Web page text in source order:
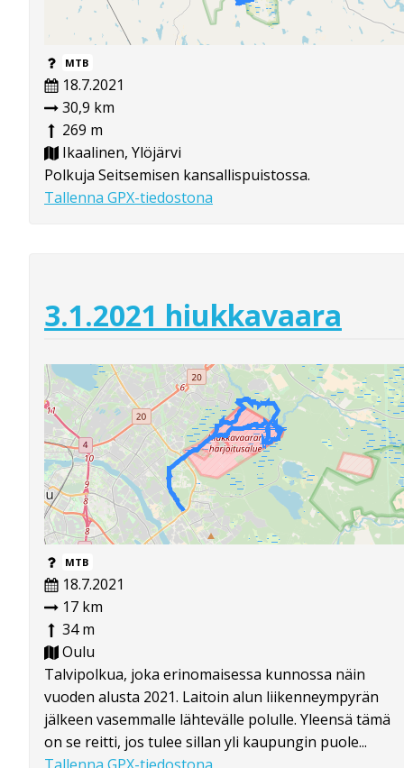
MTB
18.7.2021
30,9 km
269 m
Ikaalinen, Ylöjärvi
Polkuja Seitsemisen kansallispuistossa.
Tallenna GPX-tiedostona
3.1.2021 hiukkavaara
MTB
18.7.2021
17 km
34 m
Oulu
Talvipolkua, joka erinomaisessa kunnossa näin
vuoden alusta 2021. Laitoin alun liikenneympyrän
jälkeen vasemmalle lähtevälle polulle. Yleensä tämä
on se reitti, jos tulee sillan yli kaupungin puole...